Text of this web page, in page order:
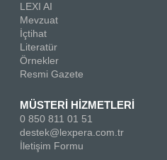
LEXI AI
Mevzuat
İçtihat
Literatür
Örnekler
Resmi Gazete
MÜSTERİ HİZMETLERİ
0 850 811 01 51
destek@lexpera.com.tr
İletişim Formu